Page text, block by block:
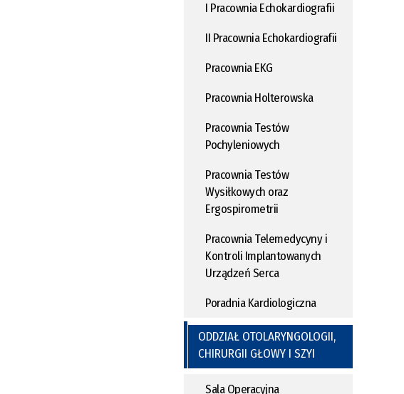
I Pracownia Echokardiografii
II Pracownia Echokardiografii
Pracownia EKG
Pracownia Holterowska
Pracownia Testów
Pochyleniowych
Pracownia Testów
Wysiłkowych oraz
Ergospirometrii
Pracownia Telemedycyny i
Kontroli Implantowanych
Urządzeń Serca
Poradnia Kardiologiczna
ODDZIAŁ OTOLARYNGOLOGII,
CHIRURGII GŁOWY I SZYI
Sala Operacyjna